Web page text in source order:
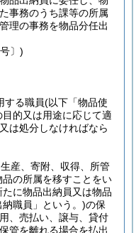
事務のうち課等の所属
理の事務を物品分任出
〕)
する職員(以下「物品使
的又は用途に応じて適
は処分しなければなら
産、寄附、収得、所管
の所属を移すことをい
たに物品出納員又は物品
職員」という。)の保
、売払い、譲与、貸付
管を離れる場合を払出